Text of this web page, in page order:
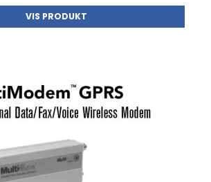
VIS PRODUKT